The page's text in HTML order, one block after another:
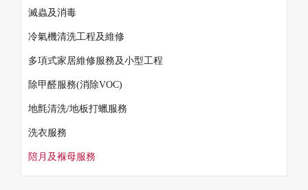
滅蟲及消毒
冷氣機清洗工程及維修
多項式家居維修服務及小型工程
除甲醛服務(消除VOC)
地氈清洗/地板打蠟服務
洗衣服務
陪月及褓母服務